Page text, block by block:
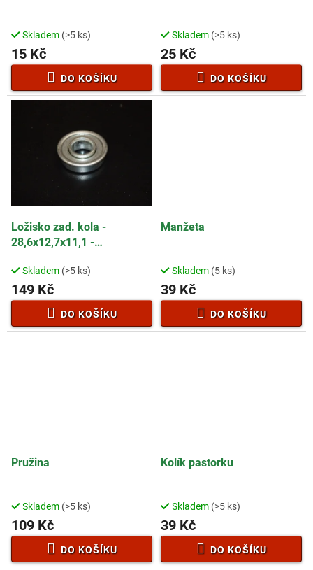
ů
Skladem (>5 ks)
15 Kč
DO KOŠÍKU
Skladem (>5 ks)
25 Kč
DO KOŠÍKU
Ložisko zad. kola -
28,6x12,7x11,1 -
Skladem (>5 ks)
149 Kč
DO KOŠÍKU
Manžeta
Skladem (5 ks)
39 Kč
DO KOŠÍKU
Pružina
Skladem (>5 ks)
109 Kč
DO KOŠÍKU
Kolík pastorku
Skladem (>5 ks)
39 Kč
DO KOŠÍKU